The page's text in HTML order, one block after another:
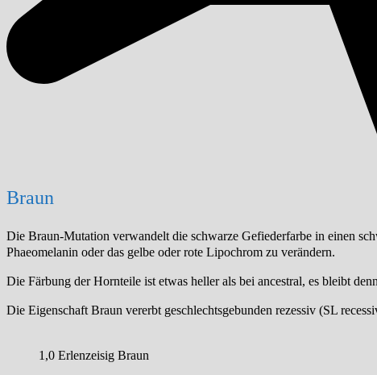
Braun
Die Braun-Mutation verwandelt die schwarze Gefiederfarbe in einen
Phaeomelanin oder das gelbe oder rote Lipochrom zu verändern.
Die Färbung der Hornteile ist etwas heller als bei ancestral, es bleibt
Die Eigenschaft Braun vererbt geschlechtsgebunden rezessiv (SL
1,0 Erlenzeisig Braun